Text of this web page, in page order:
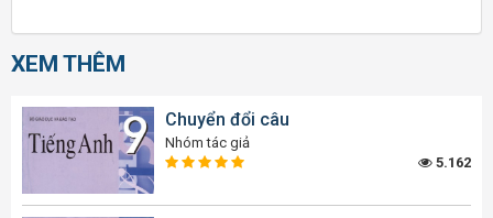
XEM THÊM
Chuyển đổi câu
Nhóm tác giả
5.162